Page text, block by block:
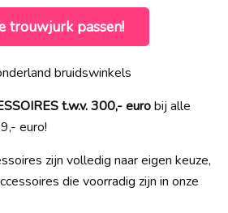
trouwjurk passen!
bruidswinkels
t.w.v. 300,- eurobij alle
euro!
zijn volledig naar eigen keuze,
die voorradig zijn in onze